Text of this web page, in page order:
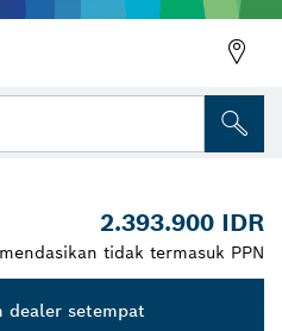
Campuran, 134
2.393.900 IDR
tidak termasuk PPN
dealer setempat